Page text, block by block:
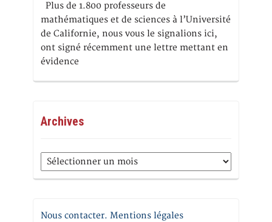
Plus de 1.800 professeurs de
mathématiques et de sciences à l’Université
de Californie, nous vous le signalions ici,
ont signé récemment une lettre mettant en
évidence
Archives
Archives
Nous contacter. Mentions légales